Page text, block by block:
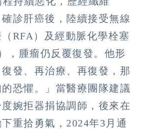
診肝癌後，陸續接受無線
RFA）及經動脈化學栓塞
，腫瘤仍反覆復發。他形
發、再治療、再復發，那
恐懼。」當醫療團隊建議
婉拒器捐協調師，後來在
重拾勇氣，2024年3月通